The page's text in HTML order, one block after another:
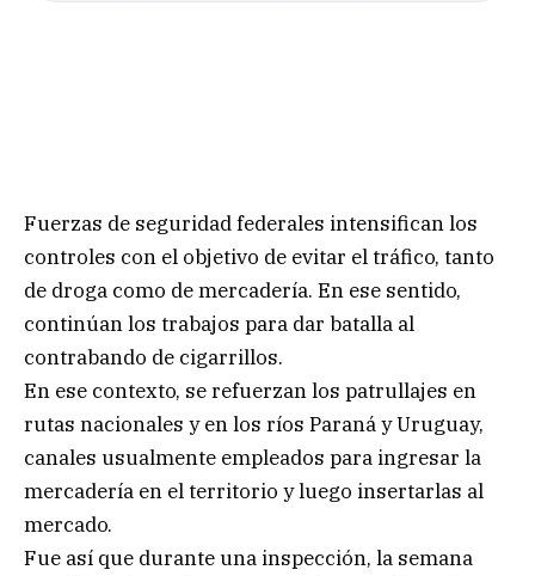
Fuerzas de seguridad federales intensifican los
controles con el objetivo de evitar el tráfico, tanto
de droga como de mercadería. En ese sentido,
continúan los trabajos para dar batalla al
contrabando de cigarrillos.
En ese contexto, se refuerzan los patrullajes en
rutas nacionales y en los ríos Paraná y Uruguay,
canales usualmente empleados para ingresar la
mercadería en el territorio y luego insertarlas al
mercado.
Fue así que durante una inspección, la semana